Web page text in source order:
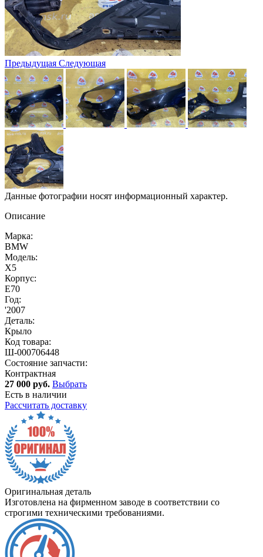
Предыдущая Следующая
Данные фотографии носят информационный характер.
Описание
Марка:
BMW
Модель:
X5
Корпус:
E70
Год:
'2007
Деталь:
Крыло
Код товара:
Ш-000706448
Состояние запчасти:
Контрактная
27 000 руб. Выбрать
Есть в наличии
Рассчитать доставку
Оригинальная деталь
Изготовлена на фирменном заводе в соответствии со
строгими техническими требованиями.